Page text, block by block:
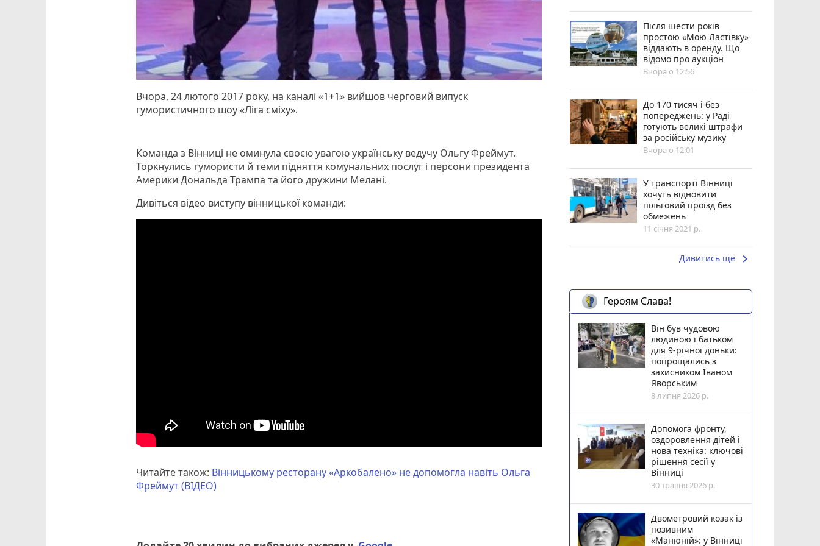
Вчора, 24 лютого 2017 року, на каналі «1+1» вийшов черговий випуск
гумористичного шоу «Ліга сміху».
Команда з Вінниці не оминула своєю увагою українську ведучу Ольгу Фреймут.
Торкнулись гумористи й теми підняття комунальних послуг і персони президента
Америки Дональда Трампа та його дружини Мелані.
Дивіться відео виступу вінницької команди:
Читайте також: Вінницькому ресторану «Аркобалено» не допомогла навіть Ольга
Фреймут (ВІДЕО)
Після шести років
простою «Мою Ластівку»
віддають в оренду. Що
відомо про аукціон
Вчора о 12:56
До 170 тисяч і без
попереджень: у Раді
готують великі штрафи
за російську музику
Вчора о 12:01
У транспорті Вінниці
хочуть відновити
пільговий проїзд без
обмежень
11 січня 2021 р.
Дивитись ще keyboard_arrow_right
Героям Слава!
Він був чудовою
людиною і батьком
для 9-річної доньки:
попрощались з
захисником Іваном
Яворським
8 липня 2026 р.
Допомога фронту,
оздоровлення дітей і
нова техніка: ключові
рішення сесії у
Вінниці
30 травня 2026 р.
Двометровий козак із
позивним
«Манюній»: у Вінниці